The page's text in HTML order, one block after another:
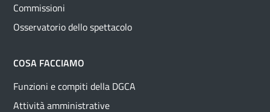
Commissioni
Osservatorio dello spettacolo
COSA FACCIAMO
Funzioni e compiti della DGCA
Attività amministrative